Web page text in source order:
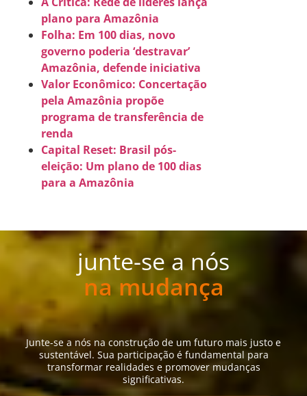
plano para Amazônia
Folha: Em 100 dias, novo
governo poderia ‘destravar’
Amazônia, defende iniciativa
Valor Econômico: Concertação
pela Amazônia propõe
programa de transferência de
renda
Capital Reset: Brasil pós-
eleição: Um plano de 100 dias
para a Amazônia
junte-se a nós
na mudança
Junte-se a nós na construção de um futuro mais justo e
sustentável. Sua participação é fundamental para
transformar realidades e promover mudanças
significativas.